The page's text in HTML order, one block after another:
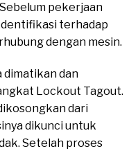
pekerjaan
terhadap
dengan mesin.
dimatikan dan
Lockout Tagout.
dari
dikunci untuk
Setelah proses